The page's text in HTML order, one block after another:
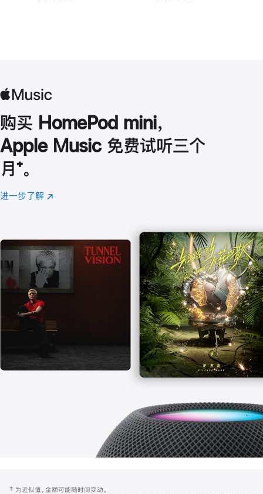
购买 HomePod mini，
Apple Music 免费试听三个
月 脚
注
⁺。
进一步了解 Apple
(在
口
中
打
开)
‡ 为近似值。金额可能随时间变动。